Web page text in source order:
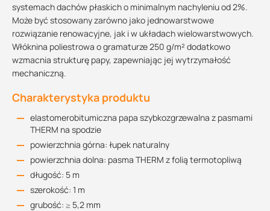
systemach dachów płaskich o minimalnym nachyleniu od 2%.
Może być stosowany zarówno jako jednowarstwowe
rozwiązanie renowacyjne, jak i w układach wielowarstwowych.
Włóknina poliestrowa o gramaturze 250 g/m² dodatkowo
wzmacnia strukturę papy, zapewniając jej wytrzymałość
mechaniczną.
Charakterystyka produktu
elastomerobitumiczna papa szybkozgrzewalna z pasmami
THERM na spodzie
powierzchnia górna: łupek naturalny
powierzchnia dolna: pasma THERM z folią termotopliwą
długość: 5 m
szerokość: 1 m
grubość: ≥ 5,2 mm